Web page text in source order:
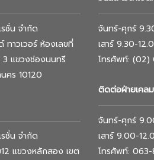
รชั่น จำกัด
ทาวเวอร์ ห้องเลขที่
แขวงช่องนนทรี
คร 10120
รชั่น จำกัด
แขวงหลักสอง เขต
จันทร์-ศุกร์
เสาร์ 9.30-
โทรศัพท์: (02)
ติดต่อฝ่ายเคล
จันทร์-ศุกร์
เสาร์ 9.00-
โทรศัพท์: